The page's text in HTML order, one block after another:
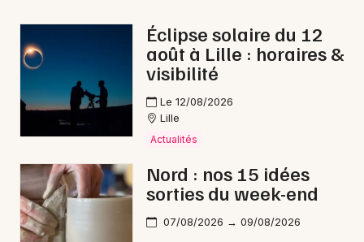
Éclipse solaire du 12
août à Lille : horaires &
visibilité
Le 12/08/2026
Lille
Actualités
Nord : nos 15 idées
sorties du week-end
07/08/2026 → 09/08/2026